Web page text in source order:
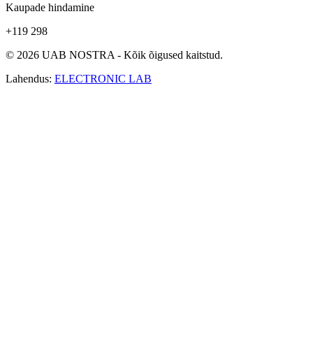
Kaupade hindamine
+119 298
© 2026 UAB NOSTRA - Kõik õigused kaitstud.
Lahendus: ELECTRONIC LAB